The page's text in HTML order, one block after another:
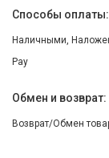
Способы оплаты:
Наличными,
Pay
Обмен и возврат:
Возврат/Обмен